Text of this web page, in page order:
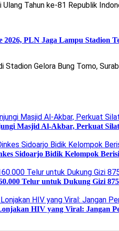
Tahun ke-81 Republik
PLN Jaga Lampu Stadion
Stadion Gelora Bung Tomo,
Masjid Al-Akbar, Perkuat
Sidoarjo Bidik Kelompok
Telur untuk Dukung Gizi
HIV yang Viral: Jangan